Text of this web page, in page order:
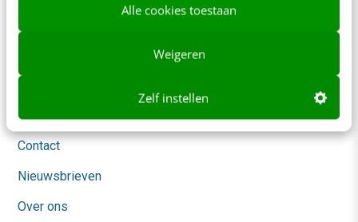
Alle cookies toestaan
Weigeren
Zelf instellen
Adverteren
Contact
Nieuwsbrieven
Over ons